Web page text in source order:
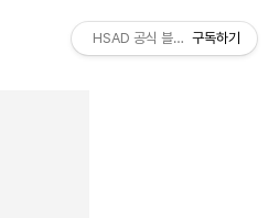
HSAD 공식 블로그 HSADzine
구독하기